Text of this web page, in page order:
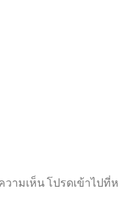
ามเห็น โปรดเข้าไป